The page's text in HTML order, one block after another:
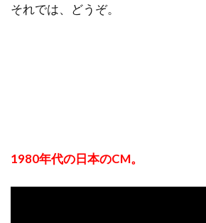
それでは、どうぞ。
1980年代の日本のCM。